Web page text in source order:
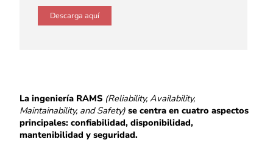
Descarga aquí
La ingeniería RAMS (Reliability, Availability,
Maintainability, and Safety) se centra en cuatro aspectos
principales: confiabilidad, disponibilidad,
mantenibilidad y seguridad.